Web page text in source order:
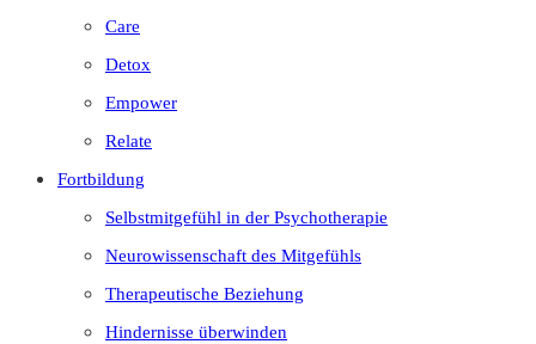
Care
Detox
Empower
Relate
Fortbildung
Selbstmitgefühl in der Psychotherapie
Neurowissenschaft des Mitgefühls
Therapeutische Beziehung
Hindernisse überwinden